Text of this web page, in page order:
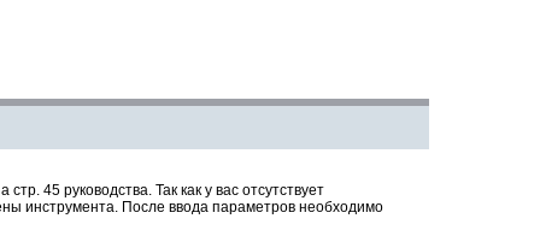
45 руководства. Так как у вас отсутствует
инструмента. После ввода параметров необходимо